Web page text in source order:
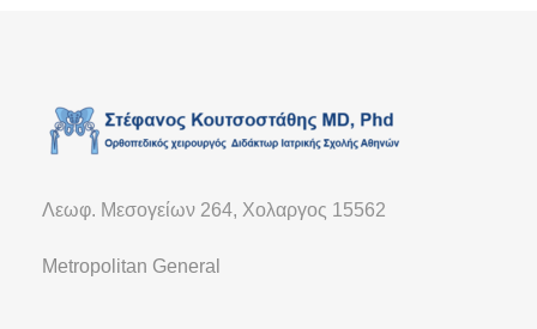
Λεωφ. Μεσογείων 264, Χολαργος 15562
Metropolitan General